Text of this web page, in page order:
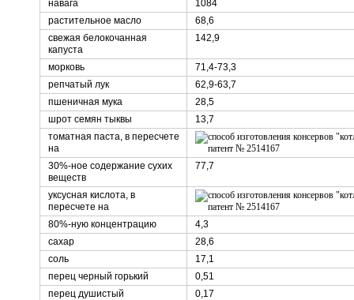
навага
1084
растительное масло
68,6
свежая белокочанная
капуста
142,9
морковь
71,4-73,3
репчатый лук
62,9-63,7
пшеничная мука
28,5
шрот семян тыквы
13,7
томатная паста, в пересчете
на
30%-ное содержание сухих
веществ
77,7
уксусная кислота, в
пересчете на
80%-ную концентрацию
4,3
сахар
28,6
соль
17,1
перец черный горький
0,51
перец душистый
0,17